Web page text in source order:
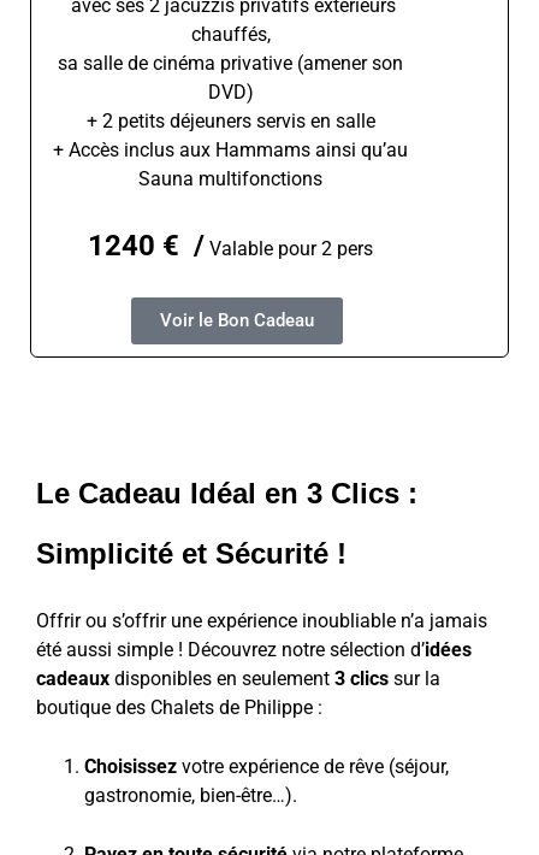
avec ses 2 jacuzzis privatifs extérieurs
chauffés,
sa salle de cinéma privative (amener son
DVD)
+ 2 petits déjeuners servis en salle
+ Accès inclus aux Hammams ainsi qu’au
Sauna multifonctions
1240 € / Valable pour 2 pers
Voir le Bon Cadeau
Le Cadeau Idéal en 3 Clics :
Simplicité et Sécurité !
Offrir ou s’offrir une expérience inoubliable n’a jamais
été aussi simple ! Découvrez notre sélection d’idées
cadeaux disponibles en seulement 3 clics sur la
boutique des Chalets de Philippe :
Choisissez votre expérience de rêve (séjour,
gastronomie, bien-être…).